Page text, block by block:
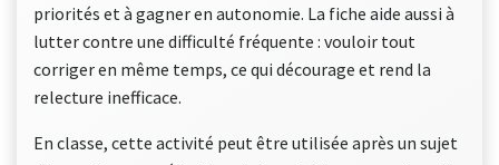
priorités et à gagner en autonomie. La fiche aide aussi à
lutter contre une difficulté fréquente : vouloir tout
corriger en même temps, ce qui décourage et rend la
relecture inefficace.
En classe, cette activité peut être utilisée après un sujet